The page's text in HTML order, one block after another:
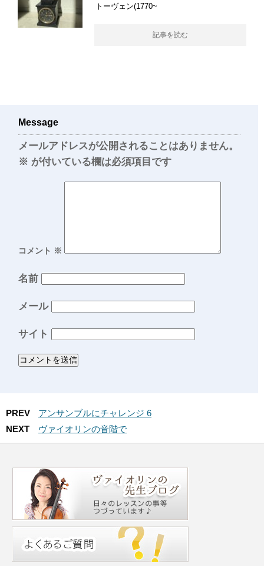
トーヴェン(1770~
記事を読む
Message
メールアドレスが公開されることはありません。
※ が付いている欄は必須項目です
コメント ※
名前
メール
サイト
PREV
アンサンブルにチャレンジ 6
NEXT
ヴァイオリンの音階で